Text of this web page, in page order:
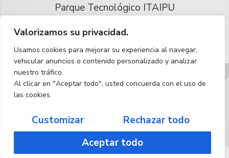
Valorizamos su privacidad.
Usamos cookies para mejorar su experiencia al navegar,
vehicular anuncios o contenido personalizado y analizar
nuestro tráfico.
Al clicar en "Aceptar todo", usted concuerda con el uso de
las cookies.
Customizar
Rechazar todo
Aceptar todo
Parque Tecnológico ITAIPU
Reservados todos los derechos
Español